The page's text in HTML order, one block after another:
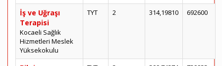
İş ve Uğraşı
Terapisi
Kocaeli Sağlık
Hizmetleri Meslek
Yüksekokulu
TYT 2 314,19810 692600